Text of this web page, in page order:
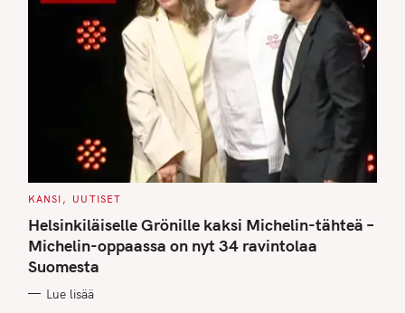
C
T
E
G
O
R
I
S
KANSI UUTISET
Helsinkiläiselle Grönille kaksi Michelin-tähteä –
Michelin-oppaassa on nyt 34 ravintolaa
Suomesta
Lue lisää